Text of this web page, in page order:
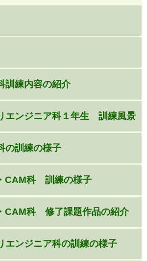
訓練内容の紹介
エンジニア科１年生 訓練風景
の訓練の様子
CAM科 訓練の様子
CAM科 修了課題作品の紹介
エンジニア科の訓練の様子